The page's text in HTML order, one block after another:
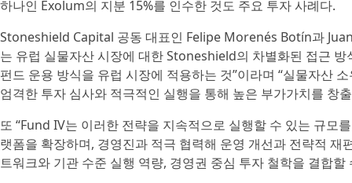
하나인 Exolum의 지분 15%를 인수한 것도 주요 투자 사례다.
Stoneshield Capital 공동 대표인 Felipe Morenés Botín과
는 유럽 실물자산 시장에 대한 Stoneshield의 차별화된 접근
펀드 운용 방식을 유럽 시장에 적용하는 것”이라며 “실물자산
엄격한 투자 심사와 적극적인 실행을 통해 높은 부가가치를 창
또 “Fund IV는 이러한 전략을 지속적으로 실행할 수 있는 규모
랫폼을 확장하며, 경영진과 적극 협력해 운영 개선과 전략적 재
트워크와 기관 수준 실행 역량, 경영권 중심 투자 철학을 결합